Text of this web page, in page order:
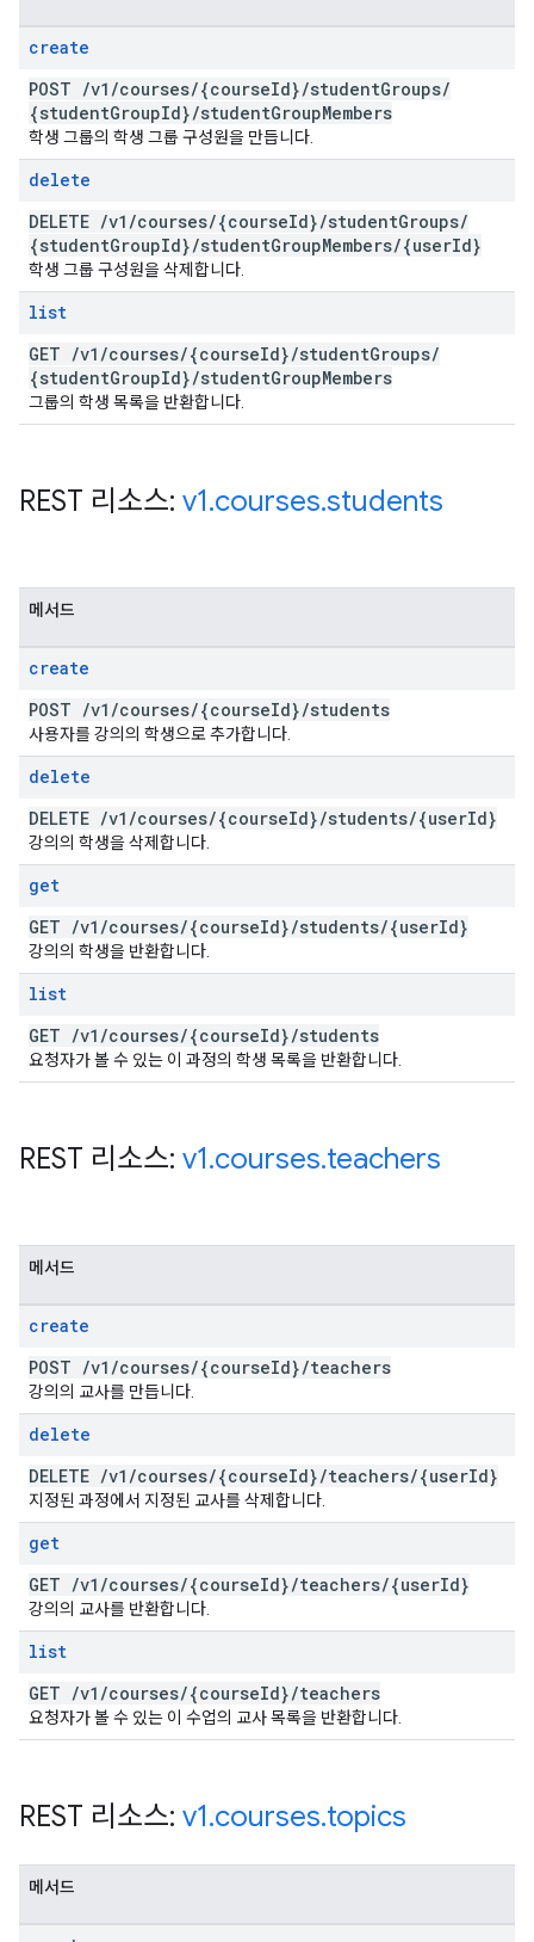
create
POST /v1 /courses/{courseId}/studentGroups/
{studentGroupId}/studentGroupMembers
학생 그룹의 학생 그룹 구성원을 만듭니다.
delete
DELETE /v1 /courses/{courseId}/studentGroups/
{studentGroupId}/studentGroupMembers/{userId}
학생 그룹 구성원을 삭제합니다.
list
GET /v1 /courses/{courseId}/studentGroups/
{studentGroupId}/studentGroupMembers
그룹의 학생 목록을 반환합니다.
REST 리소스: v1.courses.students
메서드
create
POST /v1 /courses/{courseId}/students
사용자를 강의의 학생으로 추가합니다.
delete
DELETE /v1 /courses/{courseId}/students/{userId}
강의의 학생을 삭제합니다.
get
GET /v1 /courses/{courseId}/students/{userId}
강의의 학생을 반환합니다.
list
GET /v1 /courses/{courseId}/students
요청자가 볼 수 있는 이 과정의 학생 목록을 반환합니다.
REST 리소스: v1.courses.teachers
메서드
create
POST /v1 /courses/{courseId}/teachers
강의의 교사를 만듭니다.
delete
DELETE /v1 /courses/{courseId}/teachers/{userId}
지정된 과정에서 지정된 교사를 삭제합니다.
get
GET /v1 /courses/{courseId}/teachers/{userId}
강의의 교사를 반환합니다.
list
GET /v1 /courses/{courseId}/teachers
요청자가 볼 수 있는 이 수업의 교사 목록을 반환합니다.
REST 리소스: v1.courses.topics
메서드